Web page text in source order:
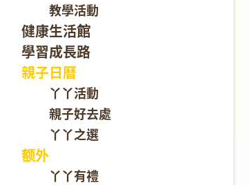
教學活動
健康生活館
學習成長路
親子日曆
丫丫活動
親子好去處
丫丫之選
额外
丫丫有禮